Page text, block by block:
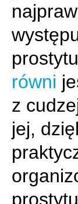
równi
z
jej,